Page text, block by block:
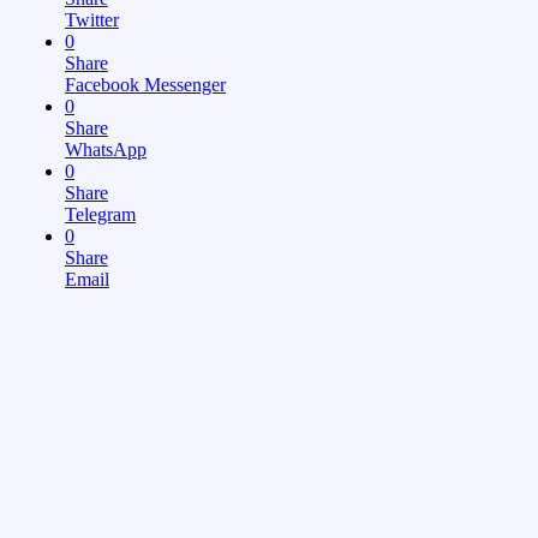
Twitter
0
Share
Facebook Messenger
0
Share
WhatsApp
0
Share
Telegram
0
Share
Email